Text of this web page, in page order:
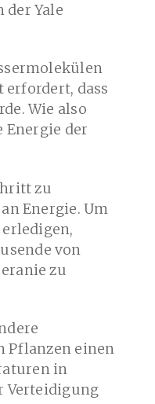
der Yale
erfordert, dass
Wie also
Energie der
zu
Energie. Um
von
zu
Pflanzen einen
in
Verteidigung